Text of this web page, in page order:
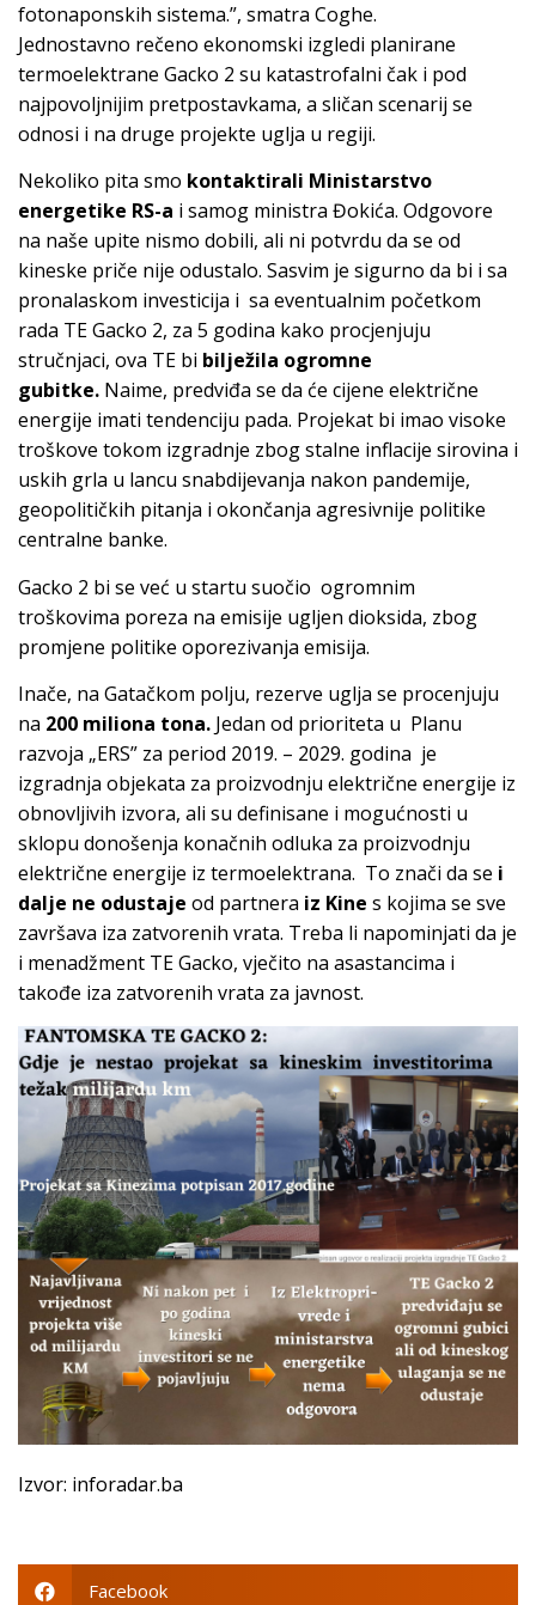
fotonaponskih sistema.”, smatra Coghe.
Jednostavno rečeno ekonomski izgledi planirane
termoelektrane Gacko 2 su katastrofalni čak i pod
najpovoljnijim pretpostavkama, a sličan scenarij se
odnosi i na druge projekte uglja u regiji.
Nekoliko pita smo kontaktirali Ministarstvo
energetike RS-a i samog ministra Đokića. Odgovore
na naše upite nismo dobili, ali ni potvrdu da se od
kineske priče nije odustalo. Sasvim je sigurno da bi i sa
pronalaskom investicija i sa eventualnim početkom
rada TE Gacko 2, za 5 godina kako procjenjuju
stručnjaci, ova TE bi bilježila ogromne
gubitke. Naime, predviđa se da će cijene električne
energije imati tendenciju pada. Projekat bi imao visoke
troškove tokom izgradnje zbog stalne inflacije sirovina i
uskih grla u lancu snabdijevanja nakon pandemije,
geopolitičkih pitanja i okončanja agresivnije politike
centralne banke.
Gacko 2 bi se već u startu suočio ogromnim
troškovima poreza na emisije ugljen dioksida, zbog
promjene politike oporezivanja emisija.
Inače, na Gatačkom polju, rezerve uglja se procenjuju
na 200 miliona tona. Jedan od prioriteta u Planu
razvoja „ERS” za period 2019. – 2029. godina je
izgradnja objekata za proizvodnju električne energije iz
obnovljivih izvora, ali su definisane i mogućnosti u
sklopu donošenja konačnih odluka za proizvodnju
električne energije iz termoelektrana. To znači da se i
dalje ne odustaje od partnera iz Kine s kojima se sve
završava iza zatvorenih vrata. Treba li napominjati da je
i menadžment TE Gacko, vječito na asastancima i
takođe iza zatvorenih vrata za javnost.
Izvor: inforadar.ba
Facebook